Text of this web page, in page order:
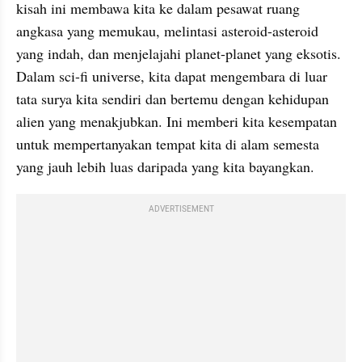
kisah ini membawa kita ke dalam pesawat ruang
angkasa yang memukau, melintasi asteroid-asteroid
yang indah, dan menjelajahi planet-planet yang eksotis.
Dalam sci-fi universe, kita dapat mengembara di luar
tata surya kita sendiri dan bertemu dengan kehidupan
alien yang menakjubkan. Ini memberi kita kesempatan
untuk mempertanyakan tempat kita di alam semesta
yang jauh lebih luas daripada yang kita bayangkan.
ADVERTISEMENT